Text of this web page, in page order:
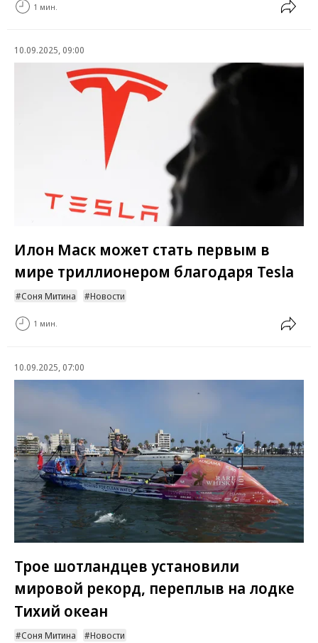
1 мин.
10.09.2025, 09:00
Илон Маск может стать первым в
мире триллионером благодаря Tesla
Соня Митина Новости
1 мин.
10.09.2025, 07:00
Трое шотландцев установили
мировой рекорд, переплыв на лодке
Тихий океан
Соня Митина Новости